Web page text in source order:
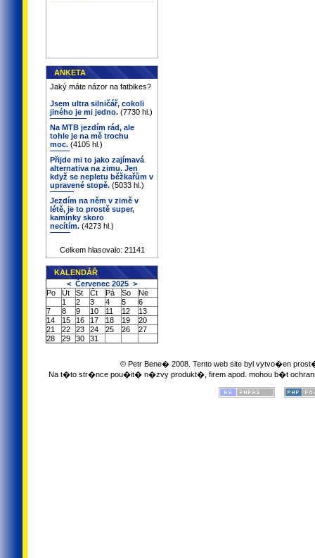
ANKETA
Jaký máte názor na fatbikes?
Jsem ultra silničář, cokoli
jiného je mi jedno. (7730 hl.)
Na MTB jezdím rád, ale
tohle je na mě trochu
moc. (4105 hl.)
Přijde mi to jako zajímavá
alternativa na zimu. Jen
když se nepletu běžkařům v
upravené stopě. (5033 hl.)
Jezdím na něm v zimě v
létě, je to prostě super,
kamínky skoro
necítím. (4273 hl.)
Celkem hlasovalo: 21141
KALENDÁŘ
< Červenec 2025 >
Po
Út St Čt Pá So
Ne
1
2 3 4 5
6
7
8 9 10 11 12
13
14
15 16 17 18 19
20
21
22 23 24 25 26
27
28
29 30 31
© Petr Bene� 2008. Tento web site byl vytvo�en
Na t�to str�nce pou�it� n�zvy produkt�, firem apod. mohou b�t